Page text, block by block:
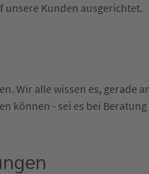
unsere Kunden ausgerichtet.
Wir alle wissen es, gerade
können - sei es bei